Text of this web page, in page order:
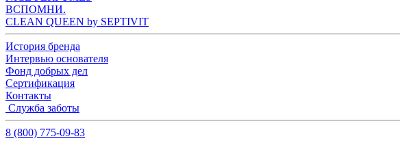
ВСПОМНИ.
CLEAN QUEEN by SEPTIVIT
История бренда
Интервью основателя
Фонд добрых дел
Сертификация
Контакты
Служба заботы
8 (800) 775-09-83